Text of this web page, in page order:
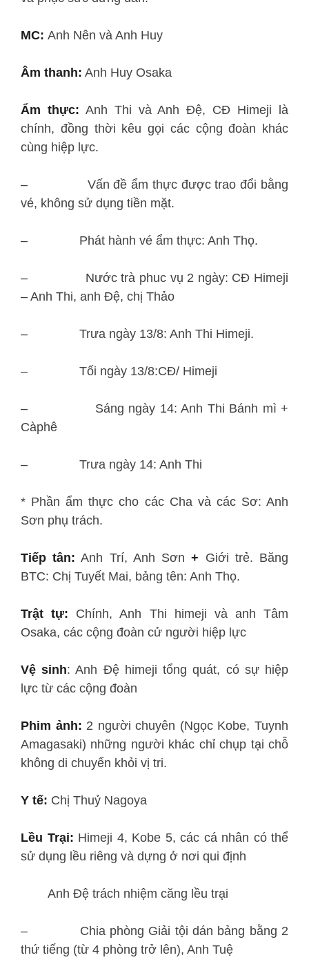
MC: Anh Nên và Anh Huy
Âm thanh: Anh Huy Osaka
Ẩm thực: Anh Thi và Anh Đệ, CĐ Himeji là
chính, đồng thời kêu gọi các cộng đoàn khác
cùng hiệp lực.
– Vấn đề ẩm thực được trao đổi bằng
vé, không sử dụng tiền mặt.
– Phát hành vé ẩm thực: Anh Thọ.
– Nước trà phuc vụ 2 ngày: CĐ Himeji
– Anh Thi, anh Đệ, chị Thảo
– Trưa ngày 13/8: Anh Thi Himeji.
– Tối ngày 13/8:CĐ/ Himeji
– Sáng ngày 14: Anh Thi Bánh mì +
Càphê
– Trưa ngày 14: Anh Thi
* Phần ẩm thực cho các Cha và các Sơ: Anh
Sơn phụ trách.
Tiếp tân: Anh Trí, Anh Sơn + Giới trẻ. Băng
BTC: Chị Tuyết Mai, bảng tên: Anh Thọ.
Trật tự: Chính, Anh Thi himeji và anh Tâm
Osaka, các cộng đoàn cử người hiệp lực
Vệ sinh: Anh Đệ himeji tổng quát, có sự hiệp
lực từ các cộng đoàn
Phim ảnh: 2 người chuyên (Ngọc Kobe, Tuynh
Amagasaki) những người khác chỉ chụp tại chỗ
không di chuyển khỏi vị tri.
Y tế: Chị Thuỷ Nagoya
Lều Trại: Himeji 4, Kobe 5, các cá nhân có thể
sử dụng lều riêng và dựng ở nơi qui định
Anh Đệ trách nhiệm căng lều trại
– Chia phòng Giải tội dán bảng bằng 2
thứ tiếng (từ 4 phòng trở lên), Anh Tuệ